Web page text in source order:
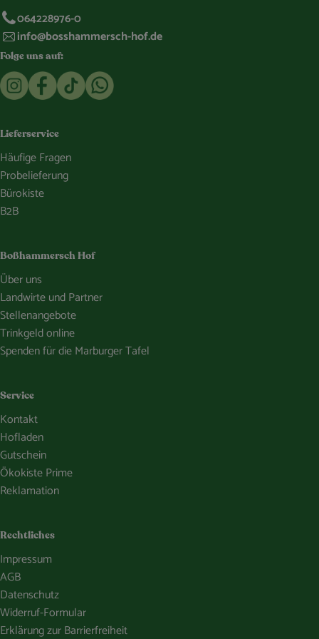
064228976-0
info@bosshammersch-hof.de
Folge uns auf:
Externer Link zu https://www.instagram.com/
Externer Link zu https://www.facebook.com/
Externer Link zu https://www.tiktok.com/
Externer Link zu https://whatsapp.com/
Lieferservice
Häufige Fragen
Probelieferung
Bürokiste
B2B
Boßhammersch Hof
Über uns
Landwirte und Partner
Stellenangebote
Trinkgeld online
Spenden für die Marburger Tafel
Service
Kontakt
Hofladen
Gutschein
Ökokiste Prime
Reklamation
Rechtliches
Impressum
AGB
Datenschutz
Widerruf-Formular
Erklärung zur Barrierfreiheit